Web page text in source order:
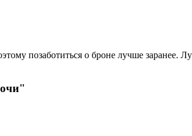
позаботиться о броне лучше заранее.